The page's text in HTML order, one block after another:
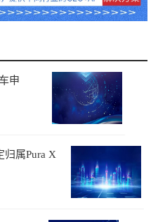
申
归属Pura X